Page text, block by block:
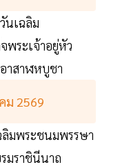
นเฉลิม
ระเจ้าอยู่หัว
าสาฬหบูชา
ม 2569
ลิมพระชนมพรรษา
มราชินีนาถ